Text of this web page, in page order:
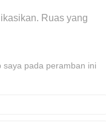
Ruas yang
saya pada peramban ini